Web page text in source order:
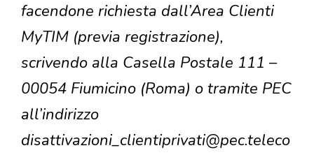
facendone richiesta dall’Area Clienti
MyTIM (previa registrazione),
scrivendo alla Casella Postale 111 –
00054 Fiumicino (Roma) o tramite PEC
all’indirizzo
disattivazioni_clientiprivati@pec.teleco